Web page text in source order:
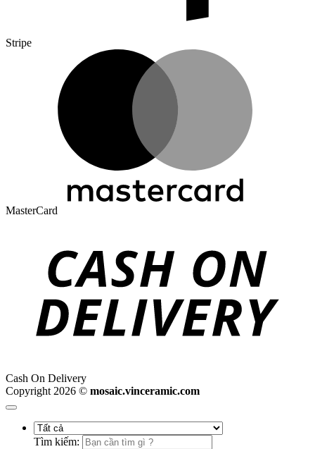
Stripe
MasterCard
Cash On Delivery
Copyright 2026 © mosaic.vinceramic.com
Tìm kiếm: